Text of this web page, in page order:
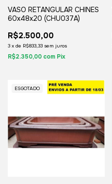
VASO RETANGULAR CHINES
60x48x20 (CHU037A)
R$2.500,00
3 x de R$833,33 sem juros
R$2.350,00 com Pix
ESGOTADO